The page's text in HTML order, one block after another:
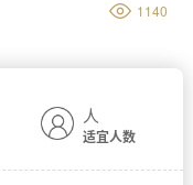
1140
人
适宜人数